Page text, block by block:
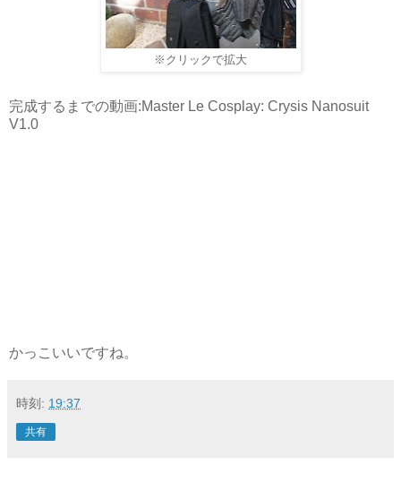
※クリックで拡大
完成するまでの動画:Master Le Cosplay: Crysis Nanosuit
V1.0
かっこいいですね。
時刻: 19:37
共有